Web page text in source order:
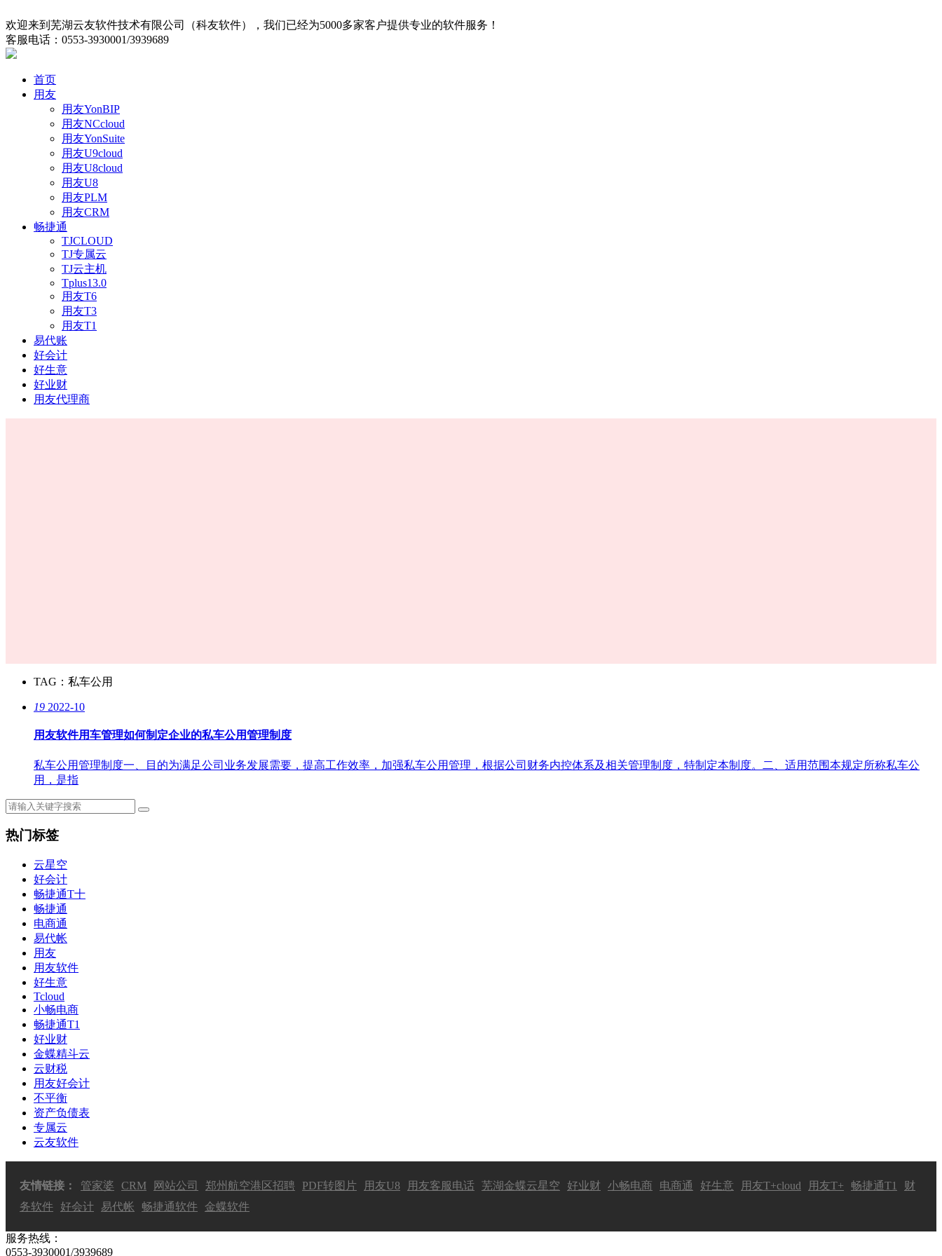
欢迎来到芜湖云友软件技术有限公司（科友软件），我们已经为5000多家客户提供专业的软件服务！
客服电话：0553-3930001/3939689
首页
用友
用友YonBIP
用友NCcloud
用友YonSuite
用友U9cloud
用友U8cloud
用友U8
用友PLM
用友CRM
畅捷通
TJCLOUD
TJ专属云
TJ云主机
Tplus13.0
用友T6
用友T3
用友T1
易代账
好会计
好生意
好业财
用友代理商
TAG： 私车公用
19 2022-10
用友软件用车管理如何制定企业的私车公用管理制度
私车公用管理制度一、目的为满足公司业务发展需要，提高工作效率，加强私车公用管理，根据公司财务内控体系及相关管理制度，特制定本制度。二、适用范围本规定所称私车公
用，是指
热门标签
云星空
好会计
畅捷通T十
畅捷通
电商通
易代帐
用友
用友软件
好生意
Tcloud
小畅电商
畅捷通T1
好业财
金蝶精斗云
云财税
用友好会计
不平衡
资产负债表
专属云
云友软件
友情链接： 管家婆 CRM 网站公司 郑州航空港区招聘 PDF转图片 用友U8 用友客服电话 芜湖金蝶云星空 好业财 小畅电商 电商通 好生意 用友T+cloud 用友T+ 畅捷通T1
财
务软件
好会计 易代帐 畅捷通软件 金蝶软件
服务热线：
0553-3930001/3939689